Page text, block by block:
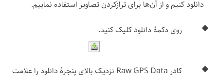
دانلود کنیم و از آن‌ها برای ترازکردن تصاویر استفاده نماییم.
روی دکمهٔ دانلود کلیک کنید.
کادر Raw GPS Data نزدیک بالای پنجرهٔ دانلود را علامت